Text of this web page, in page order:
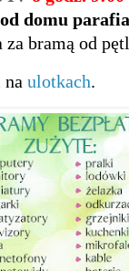
domu
za bramą od
ulotkach.